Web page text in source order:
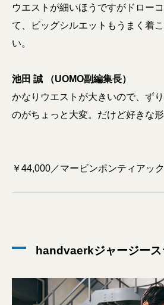
ウエストが細いほうですがドロー
て、ビッグシルエットもうまく着
い。
池田 誠 （UOMO副編集長）
かなりウエストが大きいので、ず
のがちょっと大変。だけど好きな形
￥44,000／マービンポンティアッ
handvaerkジャージース